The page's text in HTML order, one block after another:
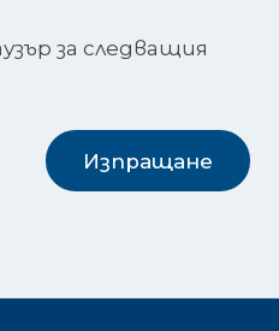
за следващия
Изпращане